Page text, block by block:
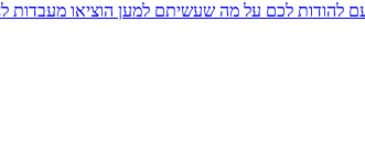
לכם על מה שעשיתם למען הוציאו מעבדות